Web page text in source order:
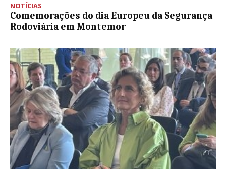
NOTÍCIAS
Comemorações do dia Europeu da Segurança
Rodoviária em Montemor